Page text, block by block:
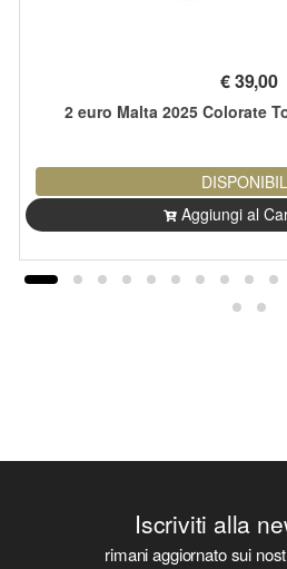
€39,00
2 euro Malta 2025 Colorate
Aggiungi al
Iscriviti alla
rimani aggiornato sui